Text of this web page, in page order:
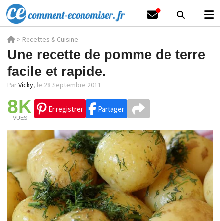
> Recettes & Cuisine
Une recette de pomme de terre
facile et rapide.
ParVicky, le 28 Septembre 2011
8K
VUES
Enregistrer Partager